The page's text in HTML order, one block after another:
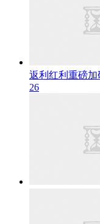
返利红利重磅加
26